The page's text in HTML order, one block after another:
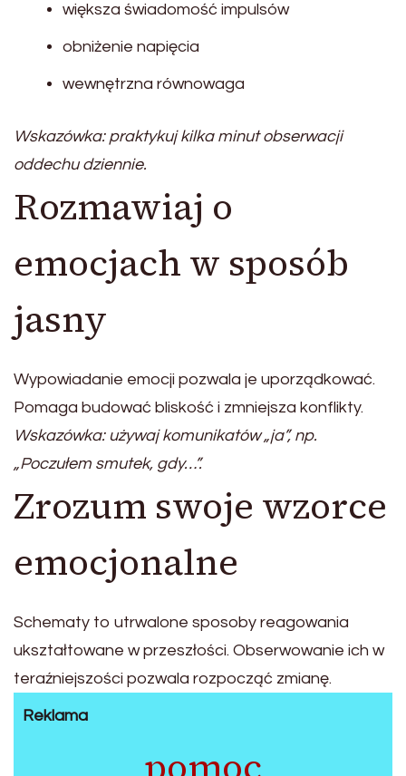
większa świadomość impulsów
obniżenie napięcia
wewnętrzna równowaga
Wskazówka: praktykuj kilka minut obserwacji
oddechu dziennie.
Rozmawiaj o
emocjach w sposób
jasny
Wypowiadanie emocji pozwala je uporządkować.
Pomaga budować bliskość i zmniejsza konflikty.
Wskazówka: używaj komunikatów „ja”, np.
„Poczułem smutek, gdy…”.
Zrozum swoje wzorce
emocjonalne
Schematy to utrwalone sposoby reagowania
ukształtowane w przeszłości. Obserwowanie ich w
teraźniejszości pozwala rozpocząć zmianę.
Reklama